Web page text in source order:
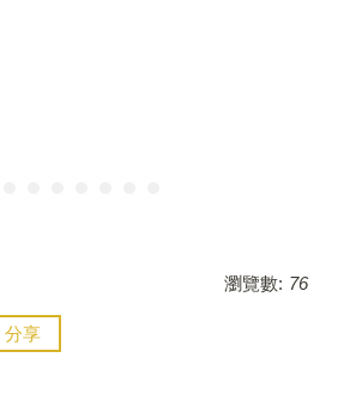
瀏覽數: 76
分享